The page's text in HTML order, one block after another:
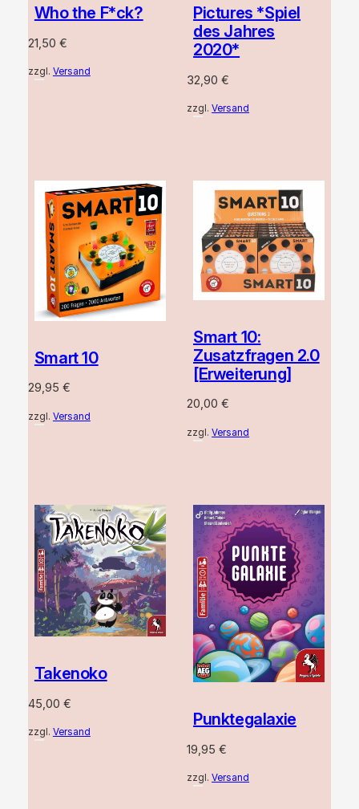
Who the F*ck?
21,50 €
zzgl. Versand
Pictures *Spiel
des Jahres
2020*
32,90€
zzgl.Versand
Smart 10
29,95 €
zzgl. Versand
Smart 10:
Zusatzfragen 2.0
[Erweiterung]
20,00€
zzgl.Versand
Takenoko
45,00 €
zzgl. Versand
Punktegalaxie
19,95€
zzgl.Versand